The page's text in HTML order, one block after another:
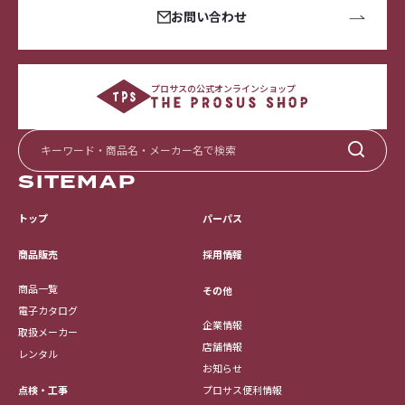
お問い合わせ
プロサスの公式オンラインショップ
SITEMAP
トップ
商品販売
商品一覧
電子カタログ
取扱メーカー
レンタル
点検・工事
パーパス
採用情報
その他
企業情報
店舗情報
お知らせ
プロサス便利情報